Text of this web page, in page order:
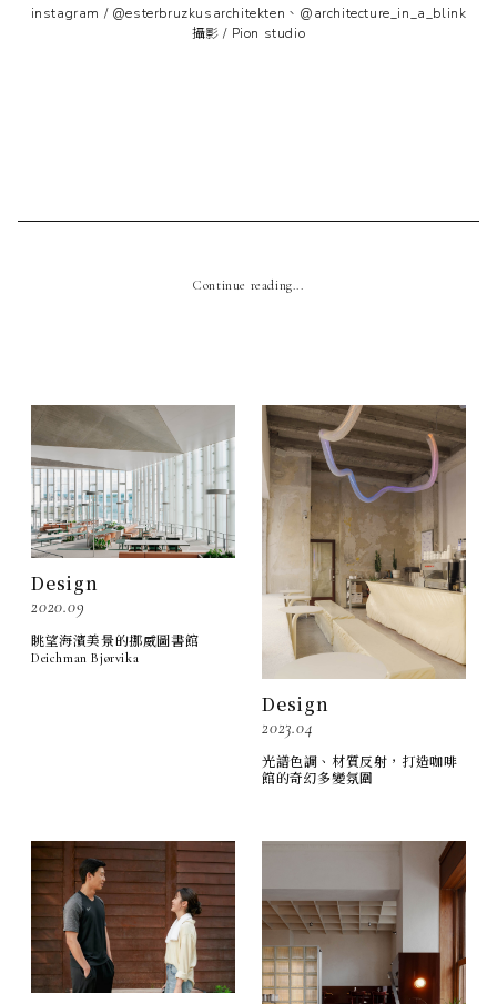
instagram / @esterbruzkusarchitekten 、 @architecture_in_a_blink
攝影 / Pion studio
Continue reading...
Design
2020.09
眺望海濱美景的挪威圖書館
Deichman Bjørvika
Design
2023.04
光譜色調、材質反射，打造咖啡
館的奇幻多變氛圍